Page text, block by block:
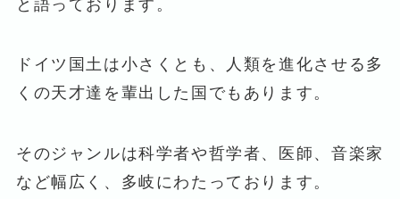
と語っております。
ドイツ国土は小さくとも、人類を進化させる多
くの天才達を輩出した国でもあります。
そのジャンルは科学者や哲学者、医師、音楽家
など幅広く、多岐にわたっております。